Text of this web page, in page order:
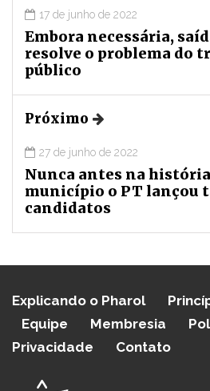
17 de junho de 2022
Embora necessária,
resolve o problema do
público
Próximo
27 de junho de 2022
Nunca antes na
município o PT lançou
candidatos
Explicando o Pharol
Equipe
Membresia
Privacidade
Contato